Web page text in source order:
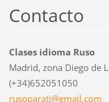
Contacto
Clases idioma Ruso
Madrid, zona Diego de
(+34)652051050
rusoparati@gmail.com